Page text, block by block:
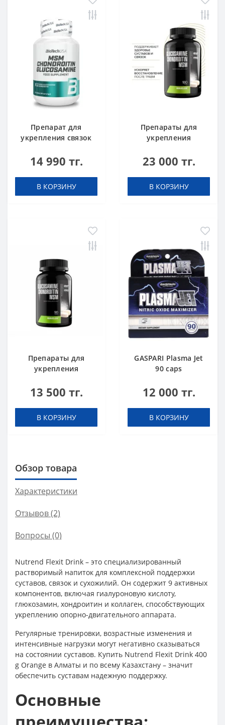
Препарат для
укрепления связок
USA MSM
Glucosamine 60
таблеток
14 990 тг.
В КОРЗИНУ
Препараты для
укрепления
Maxler Glucosamine
180 tabs
23 000 тг.
В КОРЗИНУ
Препараты для
укрепления
Maxler Glucosamine
tabs black
13 500 тг.
В КОРЗИНУ
GASPARI Plasma Jet
90 caps
12 000 тг.
В КОРЗИНУ
Обзор товара
Характеристики
Отзывов (2)
Вопросы (0)
Nutrend Flexit Drink – это специализированный
растворимый напиток для комплексной поддержки
суставов, связок и сухожилий. Он содержит 9 активных
компонентов, включая гиалуроновую кислоту,
глюкозамин, хондроитин и коллаген, способствующих
укреплению опорно-двигательного аппарата.
Регулярные тренировки, возрастные изменения и
интенсивные нагрузки могут негативно сказываться
на состоянии суставов. Купить Nutrend Flexit Drink 400
g Orange в Алматы и по всему Казахстану – значит
обеспечить суставам надежную поддержку.
Основные